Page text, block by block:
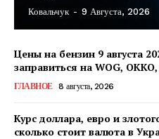
Ковальчук - 9 Августа, 2026
Цены на бензин 9 августа
заправиться на WOG,
ГЛАВНОЕ 8 августа, 2026
Курс доллара, евро и
сколько стоит валюта в